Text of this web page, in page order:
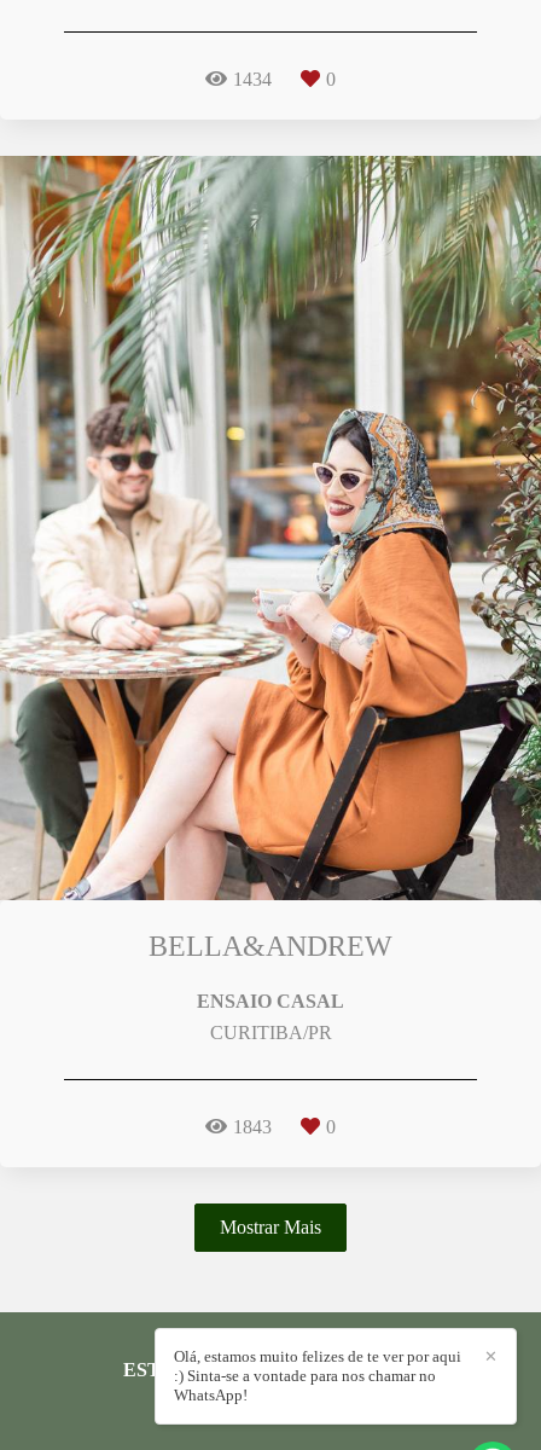
1434 0
BELLA&ANDREW
ENSAIO CASAL
CURITIBA/PR
1843 0
Mostrar Mais
ESTÚDIO REVERSA/CONTATO
✕
Olá, estamos muito felizes de te ver por aqui
:) Sinta-se a vontade para nos chamar no
WhatsApp!